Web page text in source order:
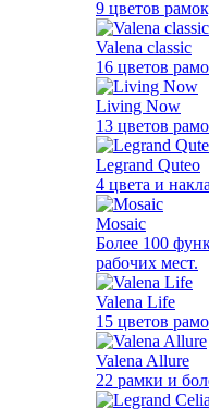
9 цветов
Valena classic
16 цветов
Living Now
13 цветов
Legrand Quteo
4 цвета и
Mosaic
Более 100
рабочих мест.
Valena Life
15 цветов
Valena Allure
22 рамки и